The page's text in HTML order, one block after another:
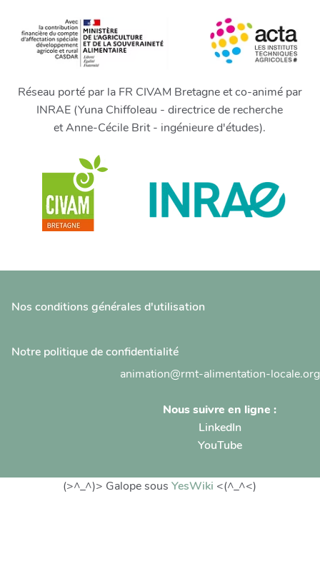
Réseau porté par la FR CIVAM Bretagne et co-animé par
INRAE (Yuna Chiffoleau - directrice de recherche
et Anne-Cécile Brit - ingénieure d'études).
Nos conditions générales d'utilisation
Notre politique de confidentialité
animation@rmt-alimentation-locale.org
Nous suivre en ligne :
LinkedIn
YouTube
(>^_^)> Galope sousYesWiki <(^_^<)